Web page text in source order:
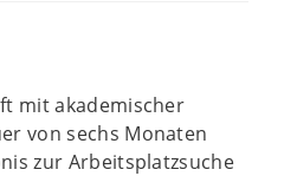
mit akademischer
von sechs Monaten
zur Arbeitsplatzsuche